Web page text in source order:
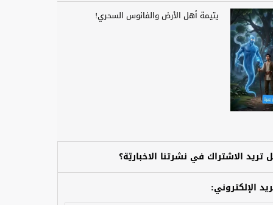
يتيمة أهل الأرض والفانوس السحري!
تريد الاشتراك في نشرتنا الاخباريّة؟
الإلكتروني: